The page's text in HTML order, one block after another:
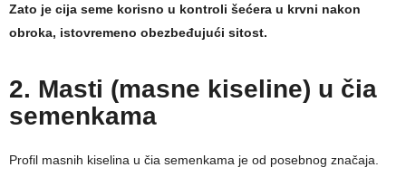
Zato je cija seme korisno u kontroli šećera u krvni nakon
obroka, istovremeno obezbeđujući sitost.
2. Masti (masne kiseline) u čia
semenkama
Profil masnih kiselina u čia semenkama je od posebnog značaja.